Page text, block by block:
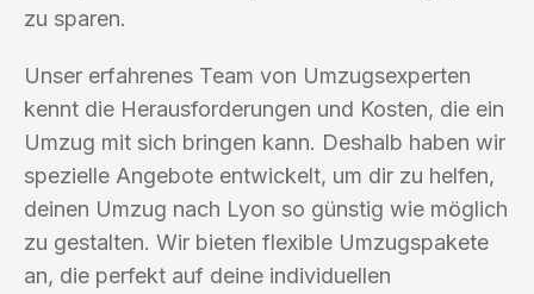
zu sparen.
Unser erfahrenes Team von Umzugsexperten
kennt die Herausforderungen und Kosten, die ein
Umzug mit sich bringen kann. Deshalb haben wir
spezielle Angebote entwickelt, um dir zu helfen,
deinen Umzug nach Lyon so günstig wie möglich
zu gestalten. Wir bieten flexible Umzugspakete
an, die perfekt auf deine individuellen